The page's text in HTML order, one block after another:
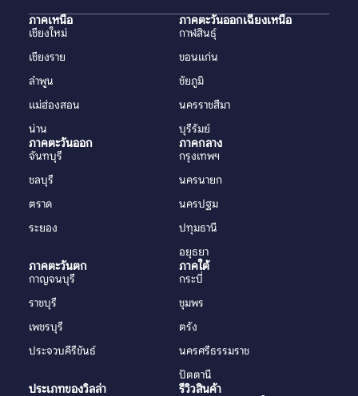
ภาคเหนือ
เชียงใหม่
เชียงราย
ลำพูน
แม่ฮ่องสอน
น่าน
ภาคตะวันออกเฉียงเหนือ
กาฬสินธุ์
ขอนแก่น
ชัยภูมิ
นครราชสีมา
บุรีรัมย์
ภาคตะวันออก
จันทบุรี
ชลบุรี
ตราด
ระยอง
ภาคกลาง
กรุงเทพฯ
นครนายก
นครปฐม
ปทุมธานี
อยุธยา
ภาคตะวันตก
กาญจนบุรี
ราชบุรี
เพชรบุรี
ประจวบคีรีขันธ์
ภาคใต้
กระบี่
ชุมพร
ตรัง
นครศรีธรรมราช
ปัตตานี
ประเภทของวิลล่า รีวิวสินค้า